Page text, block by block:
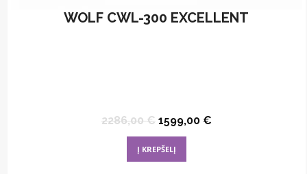
WOLF CWL-300 EXCELLENT
2286,00€ Original
price
was:
2286,00 €.
1599,00 €Current
Į KREPŠELĮ